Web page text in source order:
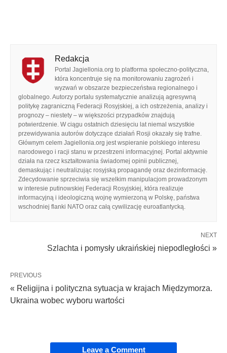
Redakcja
Portal Jagiellonia.org to platforma społeczno-polityczna,
która koncentruje się na monitorowaniu zagrożeń i
wyzwań w obszarze bezpieczeństwa regionalnego i
globalnego. Autorzy portalu systematycznie analizują agresywną
politykę zagraniczną Federacji Rosyjskiej, a ich ostrzeżenia, analizy i
prognozy – niestety – w większości przypadków znajdują
potwierdzenie. W ciągu ostatnich dziesięciu lat niemal wszystkie
przewidywania autorów dotyczące działań Rosji okazały się trafne.
Głównym celem Jagiellonia.org jest wspieranie polskiego interesu
narodowego i racji stanu w przestrzeni informacyjnej. Portal aktywnie
działa na rzecz kształtowania świadomej opinii publicznej,
demaskując i neutralizując rosyjską propagandę oraz dezinformację.
Zdecydowanie sprzeciwia się wszelkim manipulacjom prowadzonym
w interesie putinowskiej Federacji Rosyjskiej, która realizuje
informacyjną i ideologiczną wojnę wymierzoną w Polskę, państwa
wschodniej flanki NATO oraz całą cywilizację euroatlantycką.
NEXT
Szlachta i pomysły ukraińskiej niepodległości »
PREVIOUS
« Religijna i polityczna sytuacja w krajach Międzymorza.
Ukraina wobec wyboru wartości
Leave a Comment